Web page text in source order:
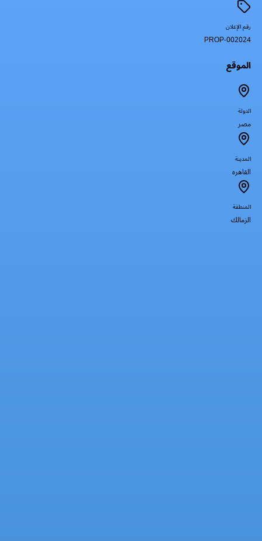
رقم الإعلان
PROP-002024
الموقع
الدولة
مصر
المدينة
القاهره
المنطقة
الزمالك